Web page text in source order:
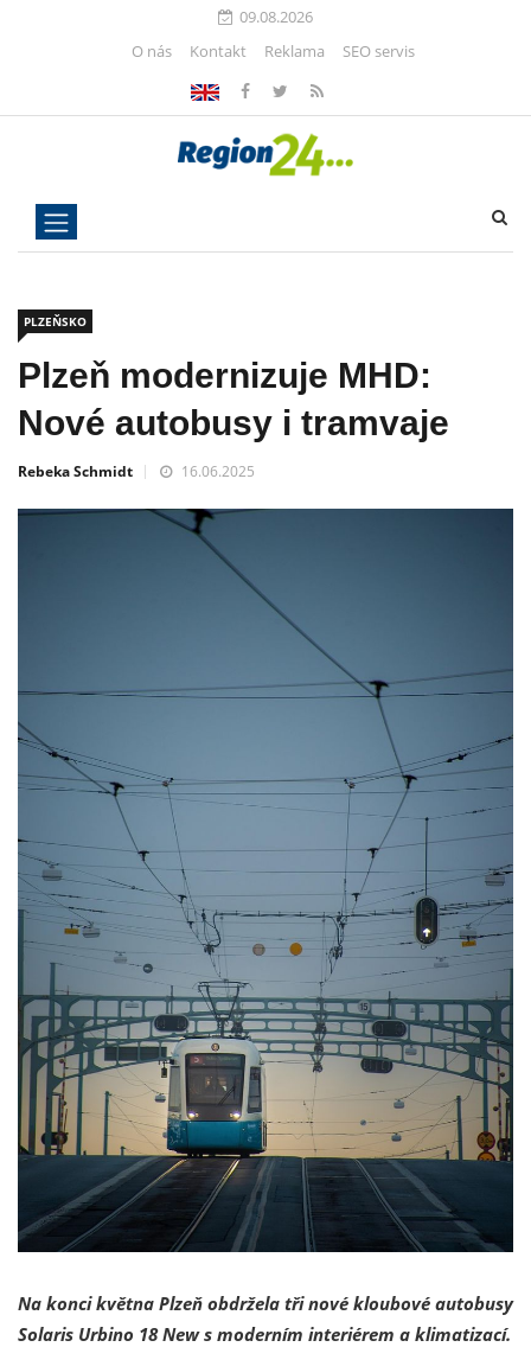
09.08.2026
O nás
Kontakt Reklama SEO servis
PLZEŇSKO
Plzeň modernizuje MHD:
Nové autobusy i tramvaje
Rebeka Schmidt 16.06.2025
Na konci května Plzeň obdržela tři nové kloubové autobusy
Solaris Urbino 18 New s moderním interiérem a klimatizací.